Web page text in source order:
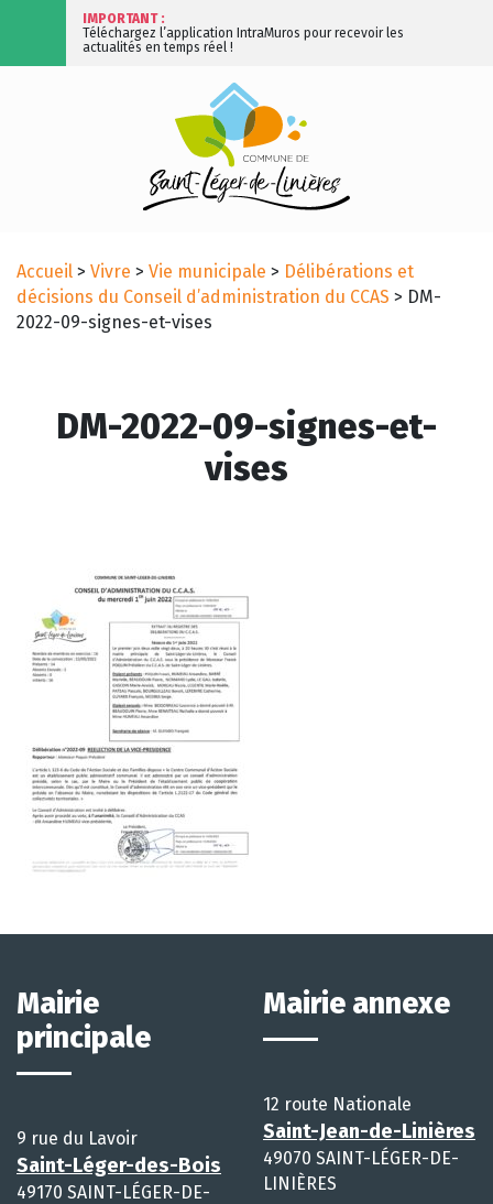
IMPORTANT :
Téléchargez l’application IntraMuros pour recevoir les
actualités en temps réel !
Accueil > Vivre > Vie municipale > Délibérations et
décisions du Conseil d’administration du CCAS > DM-
2022-09-signes-et-vises
DM-2022-09-signes-et-
vises
Mairie
principale
9 rue du Lavoir
Saint-Léger-des-Bois
49170 SAINT-LÉGER-DE-
Mairie annexe
12 route Nationale
Saint-Jean-de-Linières
49070 SAINT-LÉGER-DE-
LINIÈRES